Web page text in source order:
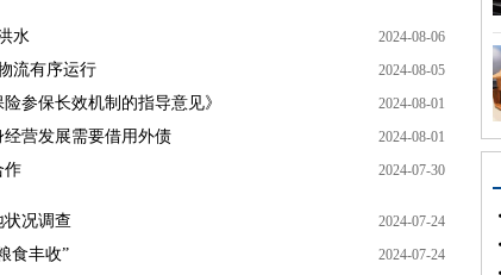
水 2024-08-06
流有序运行 2024-08-05
参保长效机制的指导意见》 2024-08-01
营发展需要借用外债 2024-08-01
作 2024-07-30
况调查 2024-07-24
食丰收” 2024-07-24